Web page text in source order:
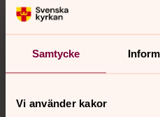
Samtycke
Vi använder kakor
Kontakt
Kalender